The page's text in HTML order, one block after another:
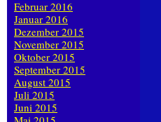
Februar 2016
Januar 2016
Dezember 2015
November 2015
Oktober 2015
September 2015
August 2015
Juli 2015
Juni 2015